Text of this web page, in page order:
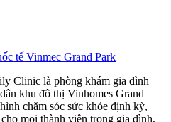
tế Vinmec Grand Park
Clinic là phòng khám gia đình
khu đô thị Vinhomes Grand
chăm sóc sức khỏe định kỳ,
mọi thành viên trong gia đình,